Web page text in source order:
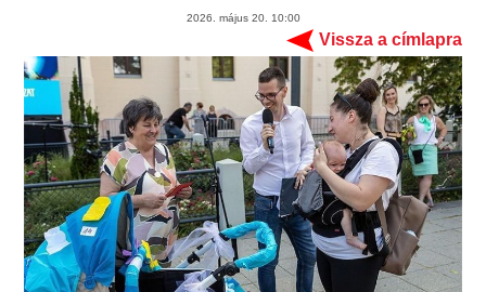
2026. május 20. 10:00
Vissza a címlapra